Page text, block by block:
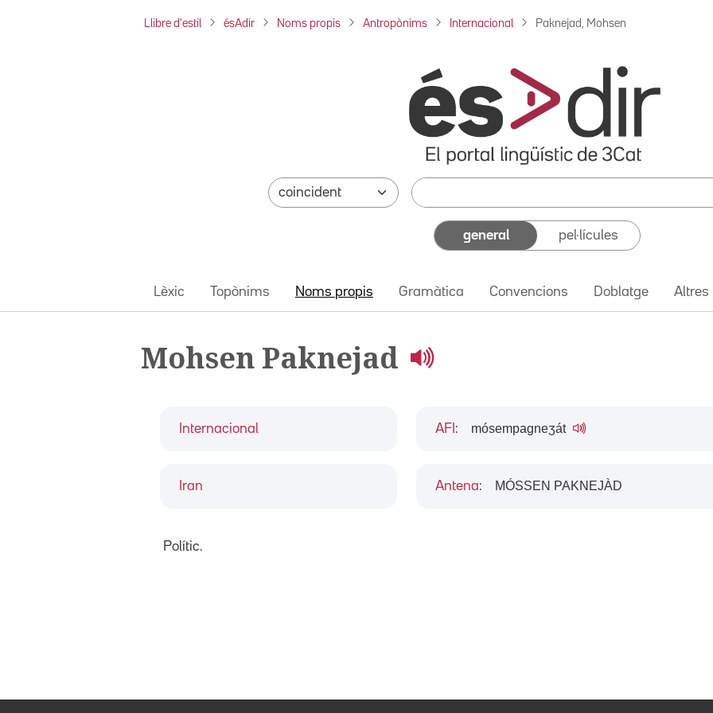
Llibre d'estil ésAdir Noms propis Antropònims Internacional Paknejad, Mohsen
general pel·lícules
Lèxic Topònims Noms propis Gramàtica Convencions Doblatge Altres
Mohsen Paknejad
Internacional
Iran
AFI : mósempagneʒát
Antena: MÓSSEN PAKNEJÀD
Polític.